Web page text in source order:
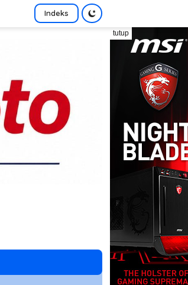
Indeks
tutup